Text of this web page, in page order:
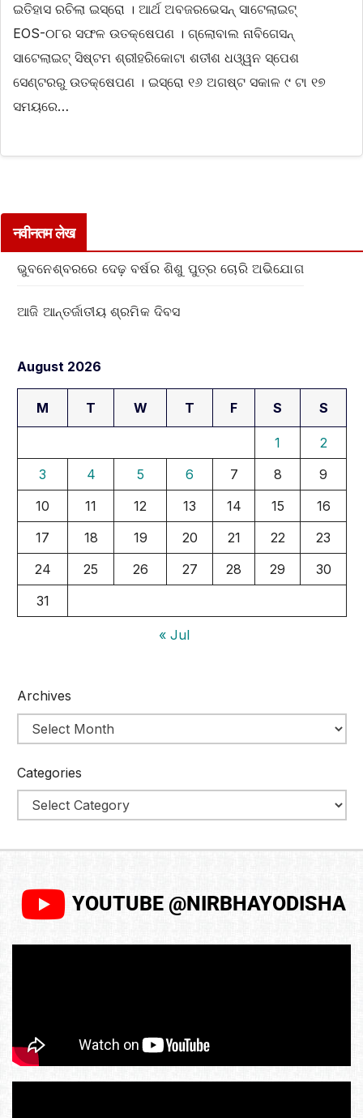
ଇତିହାସ ରଚିଲା ଇସ୍ରୋ । ଆର୍ଥ ଅବଜରଭେସନ୍ ସାଟେଲାଇଟ୍
EOS-୦୮ର ସଫଳ ଉତକ୍ଷେପଣ । ଗ୍ଲୋବାଲ ନାବିଗେସନ୍
ସାଟେଲାଇଟ୍ ସିଷ୍ଟମ ଶ୍ରୀହରିକୋଟା ଶତୀଶ ଧଓ୍ୱନ ସ୍ପେଶ
ସେଣ୍ଟରରୁ ଉତକ୍ଷେପଣ । ଇସ୍ରୋ ୧୬ ଅଗଷ୍ଟ ସକାଳ ୯ ଟା ୧୭
ସମୟରେ…
नवीनतम लेख
ଭୁବନେଶ୍ବରରେ ଦେଢ଼ ବର୍ଷର ଶିଶୁ ପୁତ୍ର ଚୋରି ଅଭିଯୋଗ
ଆଜି ଆନ୍ତର୍ଜାତୀୟ ଶ୍ରମିକ ଦିବସ
August 2026
M T W T F S S
1
2
3
4 5 6 7 8
9
10
11 12 13 14 15
16
17
18 19 20 21 22
23
24
25 26 27 28 29
30
31
« Jul
Archives
Categories
YOUTUBE @NIRBHAYODISHA